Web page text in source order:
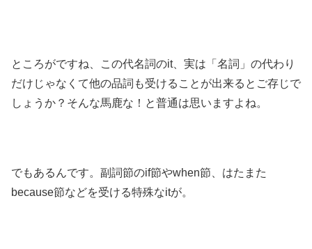
ところがですね、この代名詞のit、実は「名詞」の代わり
だけじゃなくて他の品詞も受けることが出来るとご存じで
しょうか？そんな馬鹿な！と普通は思いますよね。
でもあるんです。副詞節のif節やwhen節、はたまた
because節などを受ける特殊なitが。